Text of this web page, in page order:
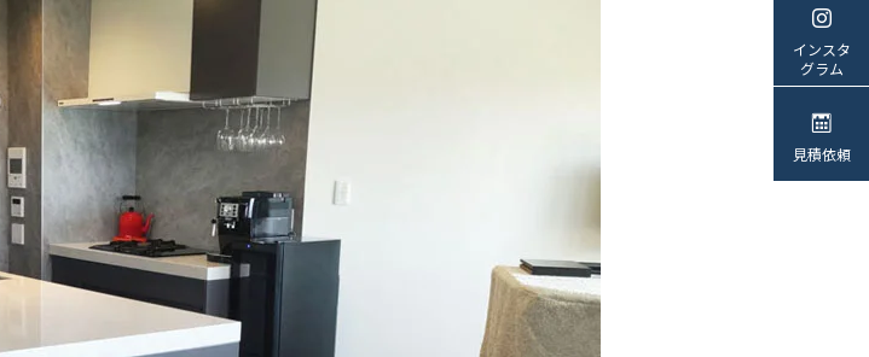
インスタ
グラム
見積依頼